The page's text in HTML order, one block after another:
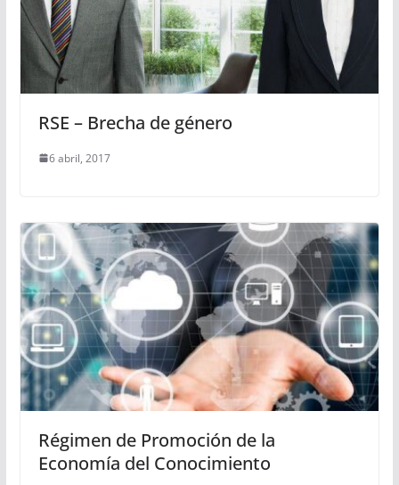
RSE – Brecha de género
6 abril, 2017
Régimen de Promoción de la
Economía del Conocimiento